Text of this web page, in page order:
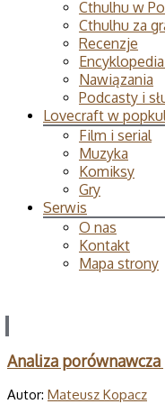
Cthulhu w
Cthulhu za
Recenzje
Nawiązania
Podcasty i
Lovecraft w
Film i serial
Muzyka
Komiksy
Gry
Serwis
O nas
Kontakt
Mapa strony
Analiza
Autor: Mateusz Kopacz